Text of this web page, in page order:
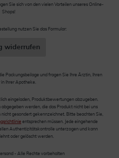
Sie sich von den vielen Vorteilen unseres Online-
Shops!
nutzen Sie das Formular:
widerrufen
Packungsbeilage und fragen Sie Ihre Ärztin, Ihren
Ihrer Apotheke.
eingeladen, Produktbewertungen abzugeben.
werden, die das Produkt nicht bei uns
gesondert gekennzeichnet. Bitte beachten Sie,
entsprechen müssen. Jede eingehende
Authentizitätskontrolle unterzogen und kann
oder gelöscht werden.
- Alle Rechte vorbehalten